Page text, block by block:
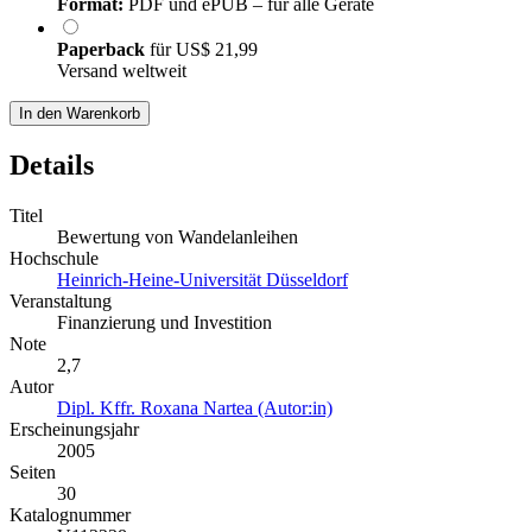
Format: PDF und ePUB – für alle Geräte
Paperback fürUS$ 21,99
Versand weltweit
In den Warenkorb
Details
Titel
Bewertung von Wandelanleihen
Hochschule
Heinrich-Heine-Universität Düsseldorf
Veranstaltung
Finanzierung und Investition
Note
2,7
Autor
Dipl. Kffr. Roxana Nartea (Autor:in)
Erscheinungsjahr
2005
Seiten
30
Katalognummer